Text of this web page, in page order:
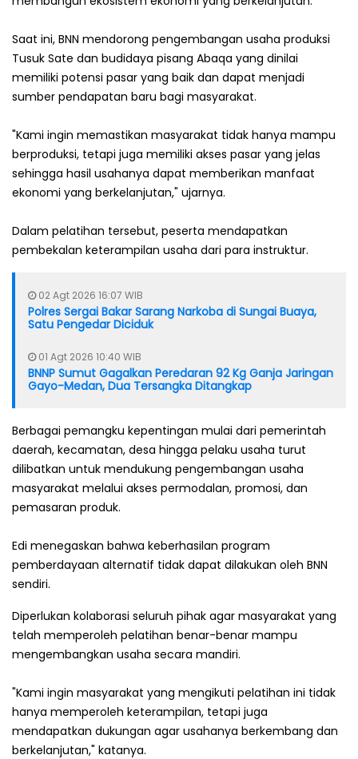
‎Saat ini, BNN mendorong pengembangan usaha produksi
Tusuk Sate dan budidaya pisang Abaqa yang dinilai
memiliki potensi pasar yang baik dan dapat menjadi
sumber pendapatan baru bagi masyarakat.
"Kami ingin memastikan masyarakat tidak hanya mampu
berproduksi, tetapi juga memiliki akses pasar yang jelas
sehingga hasil usahanya dapat memberikan manfaat
ekonomi yang berkelanjutan," ujarnya.
‎Dalam pelatihan tersebut, peserta mendapatkan
pembekalan keterampilan usaha dari para instruktur. ‎
02 Agt 2026 16:07 WIB
Polres Sergai Bakar Sarang Narkoba di Sungai Buaya,
Satu Pengedar Diciduk
01 Agt 2026 10:40 WIB
BNNP Sumut Gagalkan Peredaran 92 Kg Ganja Jaringan
Gayo-Medan, Dua Tersangka Ditangkap
Berbagai pemangku kepentingan mulai dari pemerintah
daerah, kecamatan, desa hingga pelaku usaha turut
dilibatkan untuk mendukung pengembangan usaha
masyarakat melalui akses permodalan, promosi, dan
pemasaran produk.
‎Edi menegaskan bahwa keberhasilan program
pemberdayaan alternatif tidak dapat dilakukan oleh BNN
sendiri.
Diperlukan kolaborasi seluruh pihak agar masyarakat yang
telah memperoleh pelatihan benar-benar mampu
mengembangkan usaha secara mandiri.
"Kami ingin masyarakat yang mengikuti pelatihan ini tidak
hanya memperoleh keterampilan, tetapi juga
mendapatkan dukungan agar usahanya berkembang dan
berkelanjutan," katanya.